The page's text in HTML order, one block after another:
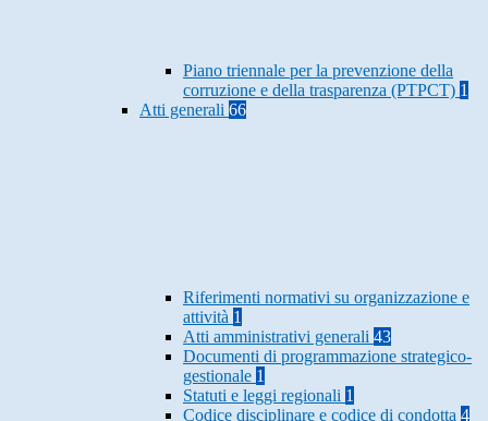
Piano triennale per la prevenzione della
corruzione e della trasparenza (PTPCT) 1
Atti generali 66
Riferimenti normativi su organizzazione e
attività 1
Atti amministrativi generali 43
Documenti di programmazione strategico-
gestionale 1
Statuti e leggi regionali 1
Codice disciplinare e codice di condotta 4